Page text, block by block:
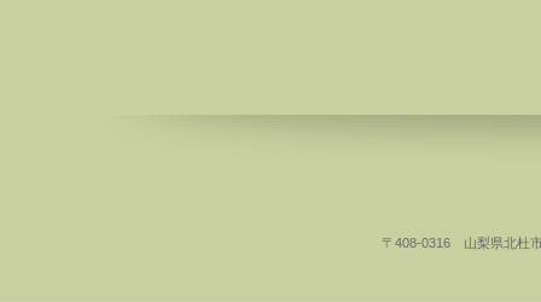
〒408-0316 山梨県北杜